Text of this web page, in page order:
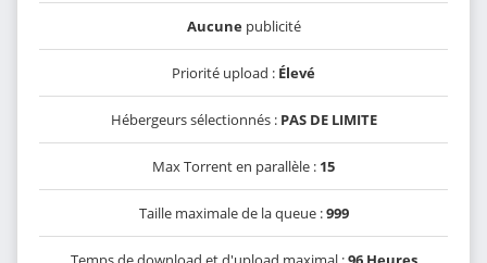
Aucunepublicité
Priorité upload : Élevé
Hébergeurs sélectionnés : PAS DE LIMITE
Max Torrent en parallèle : 15
Taille maximale de la queue :999